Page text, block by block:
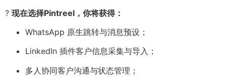
? 现在选择Pintreel，你将获得：
WhatsApp 原生跳转与消息预设；
LinkedIn 插件客户信息采集与导入；
多人协同客户沟通与状态管理；